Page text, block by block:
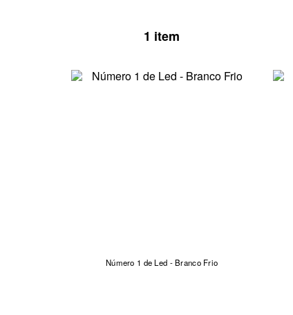
1 item
Número 1 de Led - Branco Frio